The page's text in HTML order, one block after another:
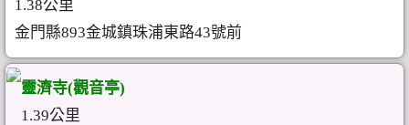
1.38公里
金門縣893金城鎮珠浦東路43號前
靈濟寺(觀音亭)
1.39公里